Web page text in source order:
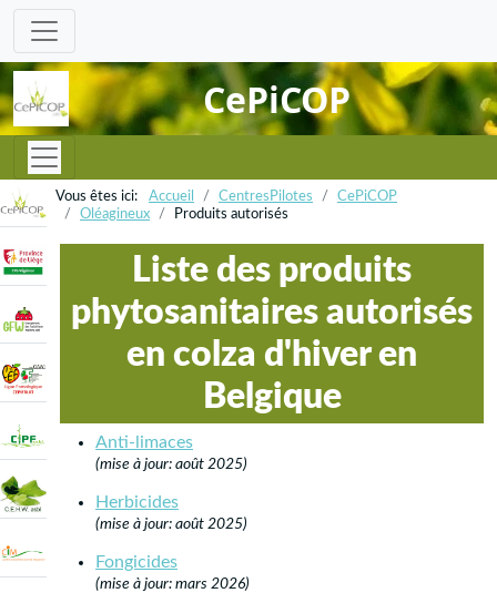
CePiCOP
Accueil CentresPilotes
CePiCOP
Oléagineux
Produits autorisés
Liste des produits
phytosanitaires autorisés
en colza d'hiver en
Belgique
Anti-limaces
(mise à jour: août 2025)
Herbicides
(mise à jour: août 2025)
Fongicides
(mise à jour: mars 2026)